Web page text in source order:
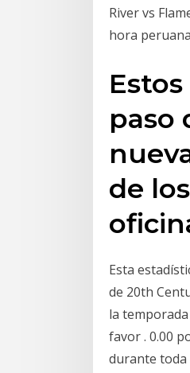
River vs
hora
paso
de
Esta
de 20th
la
favor . 0.00
durante toda